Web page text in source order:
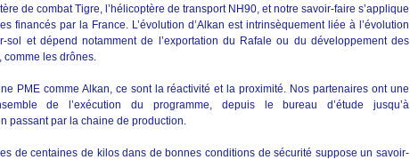
de combat Tigre, l’hélicoptère de transport NH90, et notre savoir-faire s’applique
financés par la France. L’évolution d’Alkan est intrinsèquement liée à l’évolution
sol et dépend notamment de l’exportation du Rafale ou du développement des
comme les drônes.
PME comme Alkan, ce sont la réactivité et la proximité. Nos partenaires ont une
de l’exécution du programme, depuis le bureau d’étude jusqu’à
passant par la chaine de production.
de centaines de kilos dans de bonnes conditions de sécurité suppose un savoir-